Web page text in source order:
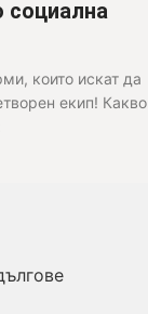
социална
които искат да
екип! Какво